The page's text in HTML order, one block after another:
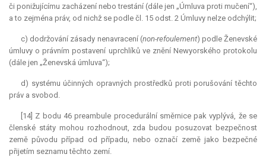
či ponižujícímu zacházení nebo trestání (dále jen „Úmluva proti mučení“),
a to zejména práv, od nichž se podle čl. 15 odst. 2 Úmluvy nelze odchýlit;
c) dodržování zásady nenavracení (non-refoulement) podle Ženevské
úmluvy o právním postavení uprchlíků ve znění Newyorského protokolu
(dále jen „Ženevská úmluva“);
d) systému účinných opravných prostředků proti porušování těchto
práv a svobod.
[14] Z bodu 46 preambule procedurální směrnice pak vyplývá, že se
členské státy mohou rozhodnout, zda budou posuzovat bezpečnost
země původu případ od případu, nebo označí země jako bezpečné
přijetím seznamu těchto zemí.